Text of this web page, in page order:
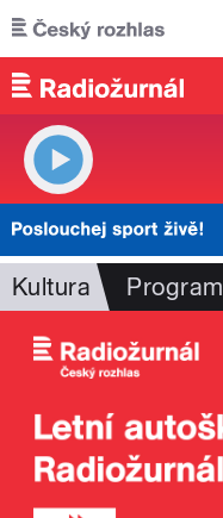
Přejít k hlavnímu obsahu
Kultura Program